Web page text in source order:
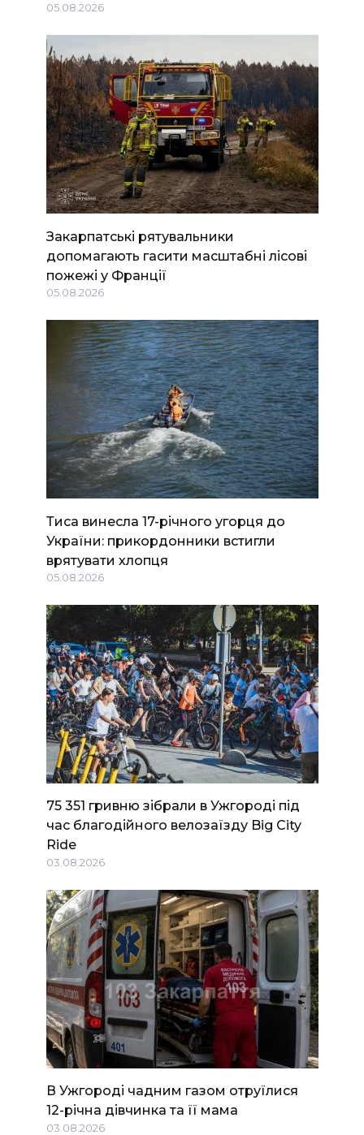
05.08.2026
Закарпатські рятувальники
допомагають гасити масштабні лісові
пожежі у Франції
05.08.2026
Тиса винесла 17-річного угорця до
України: прикордонники встигли
врятувати хлопця
05.08.2026
75 351 гривню зібрали в Ужгороді під
час благодійного велозаїзду Big Сity
Ride
03.08.2026
В Ужгороді чадним газом отруїлися
12-річна дівчинка та її мама
03.08.2026